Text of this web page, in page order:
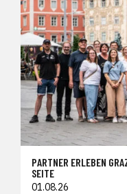
PARTNER ERLEBEN
SEITE
01.08.26